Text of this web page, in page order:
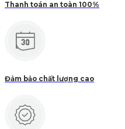
Thanh toán an toàn 100%
Đảm bảo chất lượng cao